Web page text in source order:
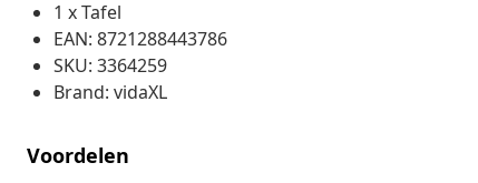
1 x Tafel
EAN: 8721288443786
SKU: 3364259
Brand: vidaXL
Voordelen